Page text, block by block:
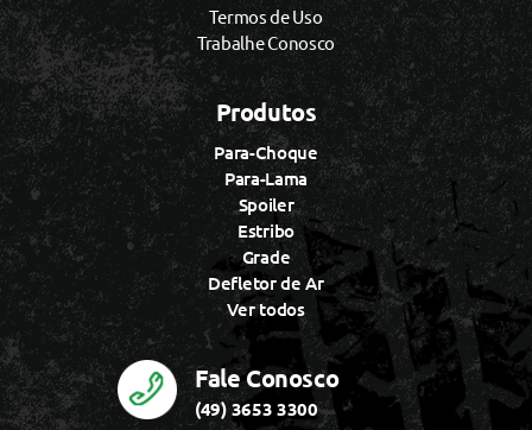
Termos de Uso
Trabalhe Conosco
Produtos
Para-Choque
Para-Lama
Spoiler
Estribo
Grade
Defletor de Ar
Ver todos
Fale Conosco
(49) 3653 3300